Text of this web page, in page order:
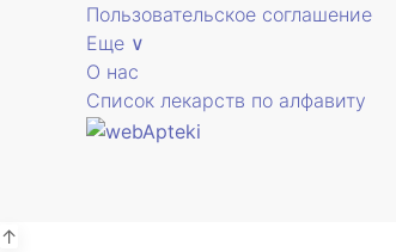
Пользовательское соглашение
Еще ∨
О нас
Список лекарств по алфавиту
↑